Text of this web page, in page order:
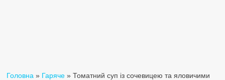
Головна » Гаряче »Томатний суп із сочевицею та яловичими